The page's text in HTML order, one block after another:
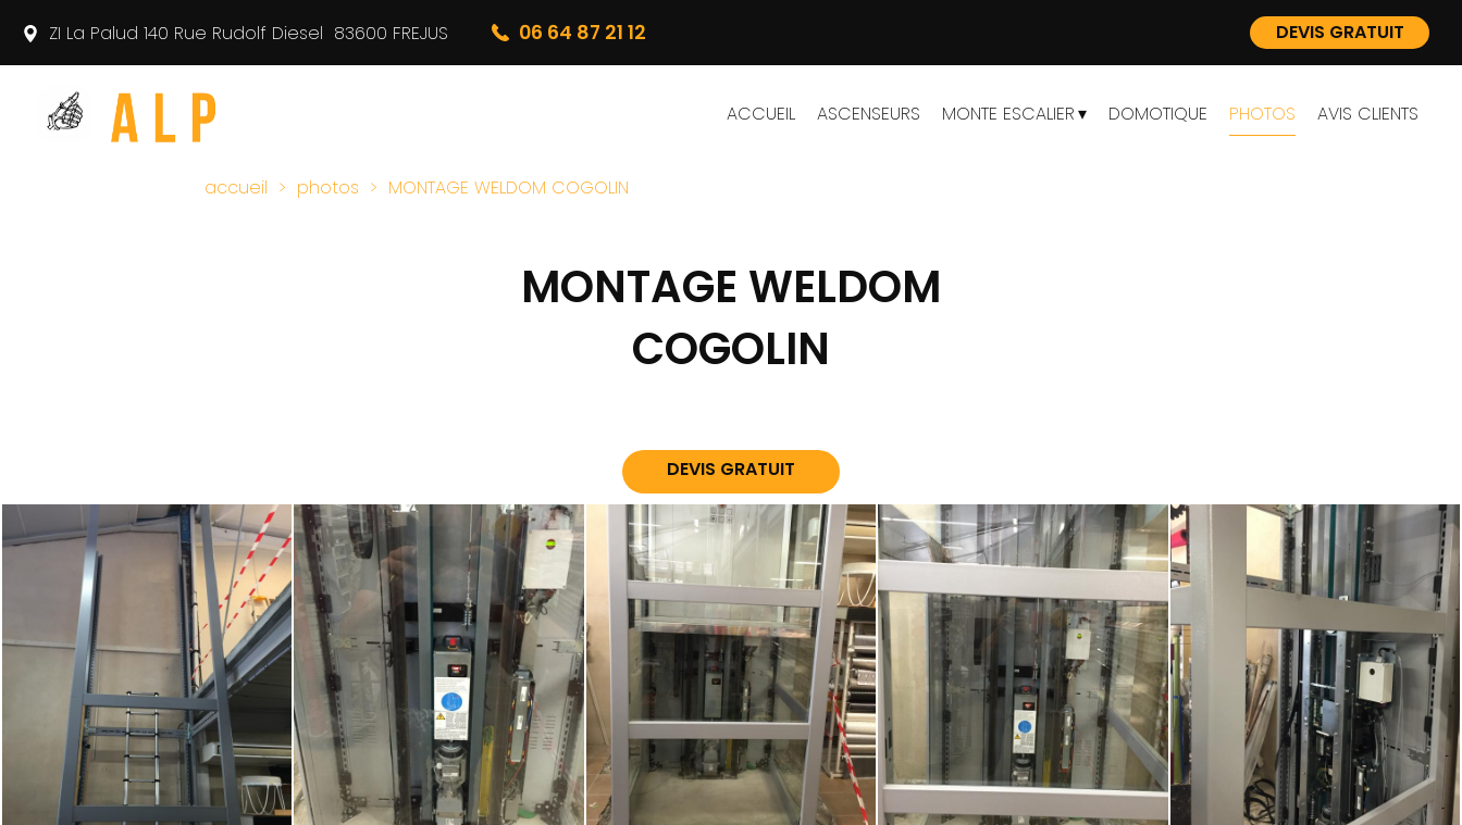
DEVIS GRATUIT
ZI La Palud 140 Rue Rudolf Diesel 83600 FREJUS 06 64 87 21 12
ACCUEIL ASCENSEURS MONTE ESCALIER DOMOTIQUE PHOTOS AVIS CLIENTS
accueil photos MONTAGE WELDOM COGOLIN
MONTAGE WELDOM
COGOLIN
DEVIS GRATUIT